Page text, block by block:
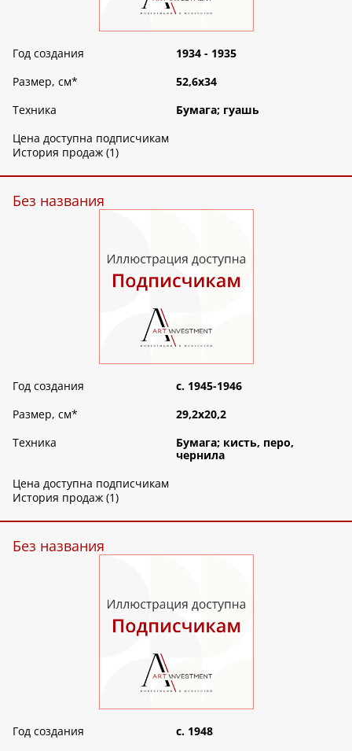
Год создания
1934 - 1935
Размер, см*
52,6х34
Техника
Бумага; гуашь
Цена доступна подписчикам
История продаж (1)
Без названия
Год создания
c. 1945-1946
Размер, см*
29,2х20,2
Техника
Бумага; кисть, перо,
чернила
Цена доступна подписчикам
История продаж (1)
Без названия
Год создания
c. 1948